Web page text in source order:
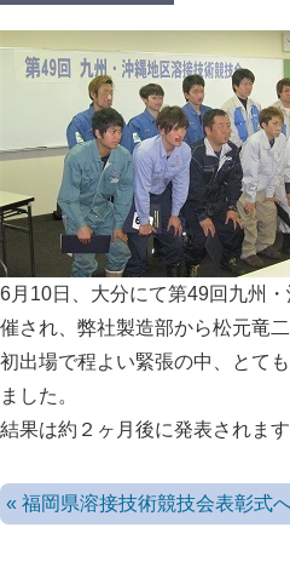
6月10日、大分にて第49回九州
催され、弊社製造部から松元竜二
初出場で程よい緊張の中、とて
ました。
結果は約２ヶ月後に発表されます
« 福岡県溶接技術競技会表彰式